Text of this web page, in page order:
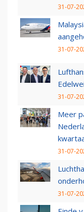
31-07-
31-07-
31-07-
Meer
31-07-
31-07-